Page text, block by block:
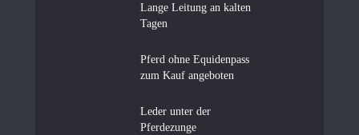
Lange Leitung an kalten
Tagen
Pferd ohne Equidenpass
zum Kauf angeboten
Leder unter der
Pferdezunge